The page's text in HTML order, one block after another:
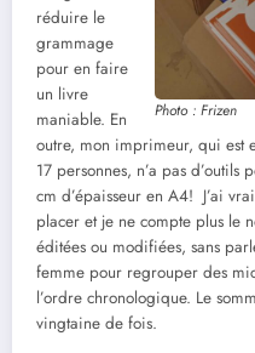
Photo : Frizen
réduire le
grammage
pour en faire
un livre
maniable. En
outre, mon imprimeur, qui est
17 personnes, n’a pas
cm d’épaisseur en A4! J’ai
placer et je ne compte plus le
éditées ou modifiées, sans
femme pour regrouper des
l’ordre chronologique. Le
vingtaine de fois.